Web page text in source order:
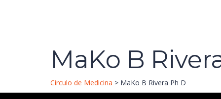
MaKo B
Circulo de Medicina > MaKo B Rivera Ph D